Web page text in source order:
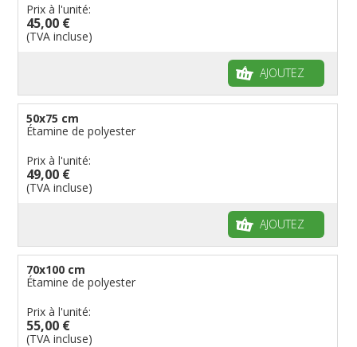
Prix à l'unité:
45,00 €
(TVA incluse)
AJOUTEZ
50x75 cm
Étamine de polyester
Prix à l'unité:
49,00 €
(TVA incluse)
AJOUTEZ
70x100 cm
Étamine de polyester
Prix à l'unité:
55,00 €
(TVA incluse)